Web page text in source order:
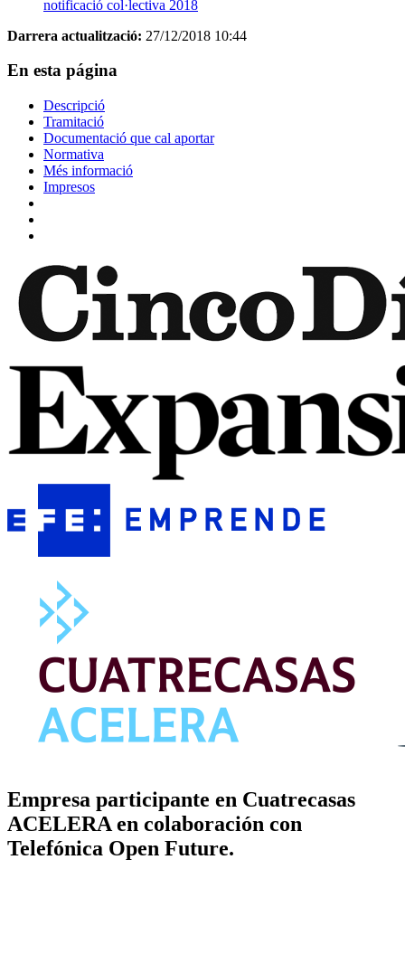
notificació col·lectiva 2018
Darrera actualització: 27/12/2018 10:44
En esta página
Descripció
Tramitació
Documentació que cal aportar
Normativa
Més informació
Impresos
Empresa participante en Cuatrecasas
ACELERA en colaboración con
Telefónica Open Future.